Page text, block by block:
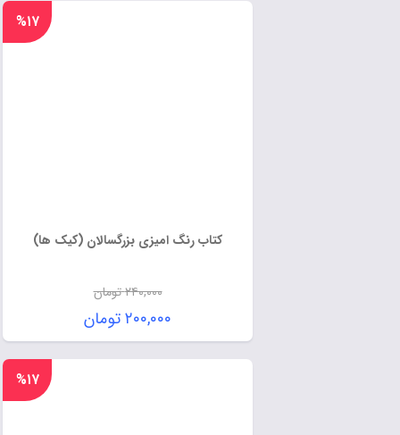
کتاب رنگ امیزی بزرگسالان (کیک ها)
۲۴۰,۰۰۰تومان
۲۰۰,۰۰۰تومان
%۱۷
%۱۷